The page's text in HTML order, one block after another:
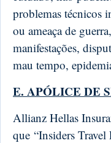
problemas técnicos
ou ameaça de
manifestações,
mau tempo,
E. APÓLICE DE
Allianz Hellas
que “Insiders Travel